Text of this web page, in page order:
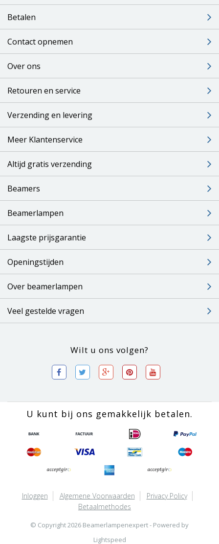
Betalen
Contact opnemen
Over ons
Retouren en service
Verzending en levering
Meer Klantenservice
Altijd gratis verzending
Beamers
Beamerlampen
Laagste prijsgarantie
Openingstijden
Over beamerlampen
Veel gestelde vragen
Wilt u ons volgen?
U kunt bij ons gemakkelijk betalen.
Inloggen Algemene Voorwaarden
Privacy Policy
Betaalmethodes
© Copyright 2026 Beamerlampenexpert - Powered by
Lightspeed